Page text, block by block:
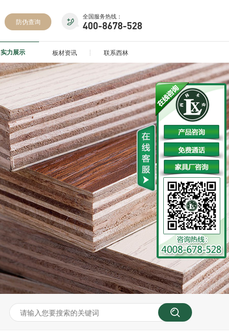
全国服务热线：
400-8678-528
防伪查询
实力展示 板材资讯 联系西林